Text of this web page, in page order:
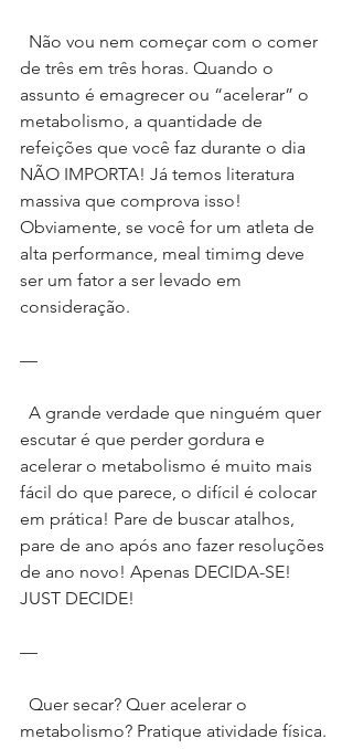
de três em três horas. Quando o
assunto é emagrecer ou “acelerar” o
metabolismo, a quantidade de
refeições que você faz durante o dia
NÃO IMPORTA! Já temos literatura
massiva que comprova isso!
Obviamente, se você for um atleta de
alta performance, meal timimg deve
ser um fator a ser levado em
consideração.
—
escutar é que perder gordura e
acelerar o metabolismo é muito mais
fácil do que parece, o difícil é colocar
em prática! Pare de buscar atalhos,
pare de ano após ano fazer resoluções
de ano novo! Apenas DECIDA-SE!
JUST DECIDE!
—
metabolismo? Pratique atividade física.